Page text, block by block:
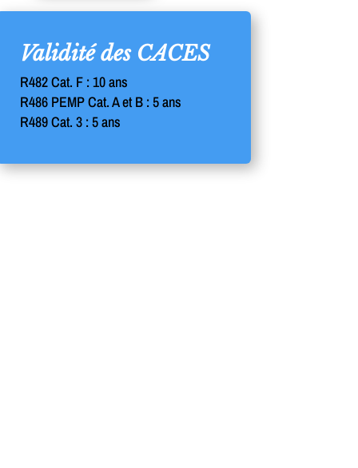
Validité des CACES
R482 Cat. F : 10 ans
R486 PEMP Cat. A et B : 5 ans
R489 Cat. 3 : 5 ans